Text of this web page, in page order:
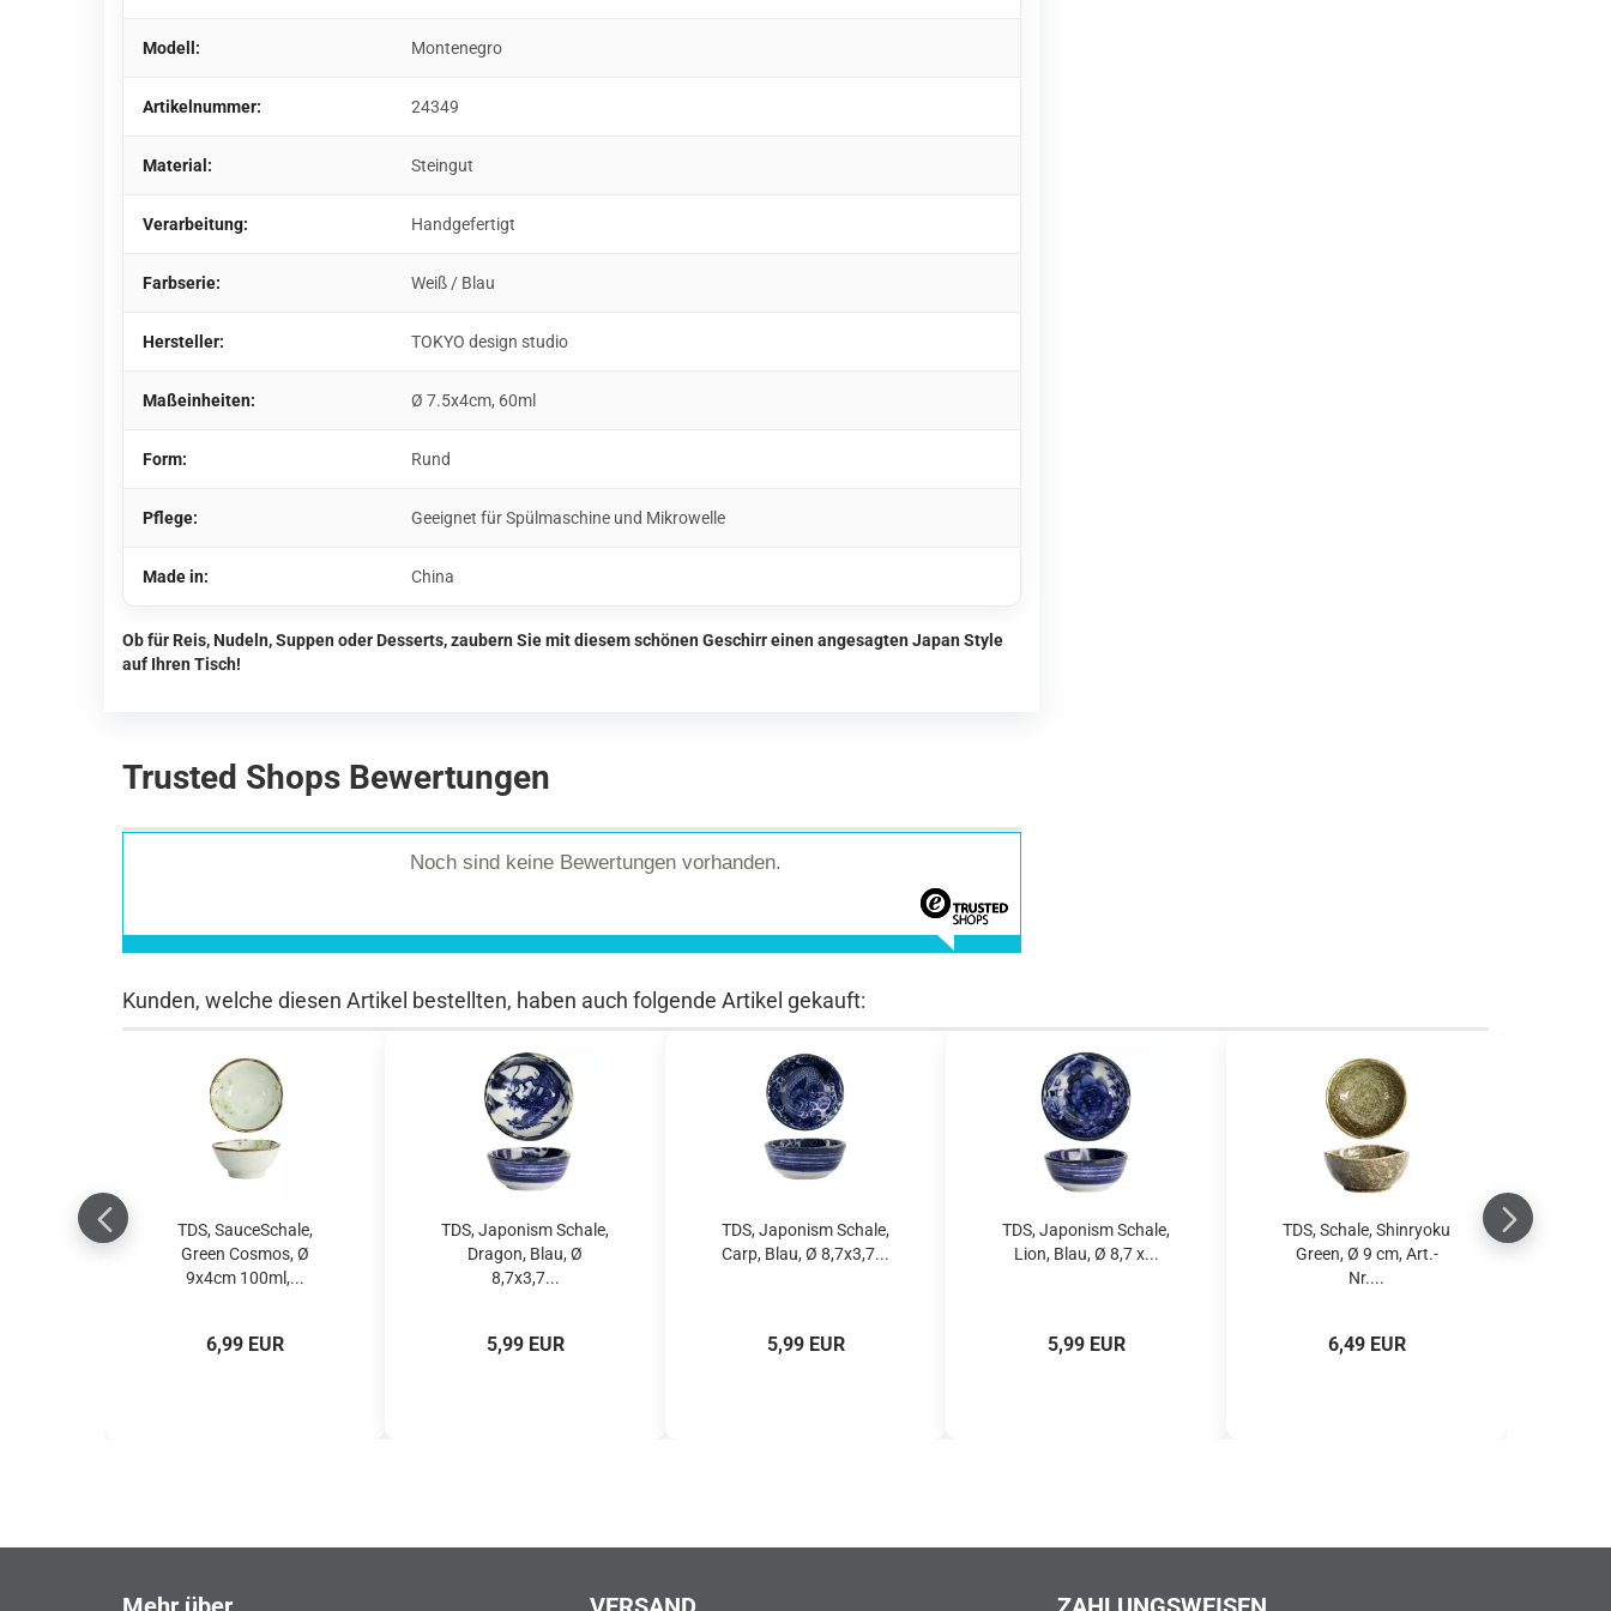
Modell: Montenegro
Artikelnummer: 24349
Material: Steingut
Verarbeitung: Handgefertigt
Farbserie: Weiß / Blau
Hersteller: TOKYO design studio
Maßeinheiten: Ø 7.5x4cm, 60ml
Form: Rund
Pflege: Geeignet für Spülmaschine und Mikrowelle
Made in: China
Ob für Reis, Nudeln, Suppen oder Desserts, zaubern Sie mit diesem schönen Geschirr einen angesagten Japan Style
auf Ihren Tisch!
Trusted Shops Bewertungen
Noch sind keine Bewertungen vorhanden.
Kunden, welche diesen Artikel bestellten, haben auch folgende Artikel gekauft:
TDS, SauceSchale,
Green Cosmos, Ø
9x4cm 100ml,...
6,99 EUR
TDS, Japonism Schale,
Dragon, Blau, Ø
8,7x3,7...
5,99 EUR
TDS, Japonism Schale,
Carp, Blau, Ø 8,7x3,7...
5,99 EUR
TDS, Japonism Schale,
Lion, Blau, Ø 8,7 x...
5,99 EUR
TDS, Schale, Shinryoku
Green, Ø 9 cm, Art.-
Nr....
6,49 EUR